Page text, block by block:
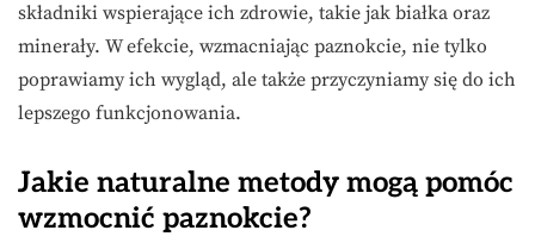
składniki wspierające ich zdrowie, takie jak białka oraz
minerały. W efekcie, wzmacniając paznokcie, nie tylko
poprawiamy ich wygląd, ale także przyczyniamy się do ich
lepszego funkcjonowania.
Jakie naturalne metody mogą pomóc
wzmocnić paznokcie?